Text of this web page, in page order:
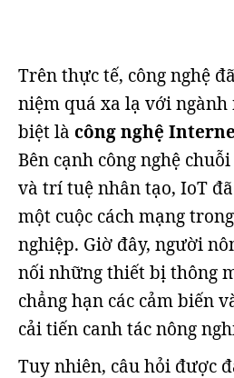
Trên thực tế, công nghệ
niệm quá xa lạ với ngành
biệt là công nghệ
Bên cạnh công nghệ
và trí tuệ nhân tạo, IoT
một cuộc cách mạng
nghiệp. Giờ đây, người
nối những thiết bị thông
chẳng hạn các cảm biến
cải tiến canh tác nông
Tuy nhiên, câu hỏi được